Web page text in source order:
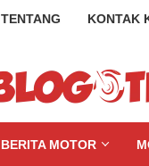
TENTANG KONTAK
BERITA MOTOR